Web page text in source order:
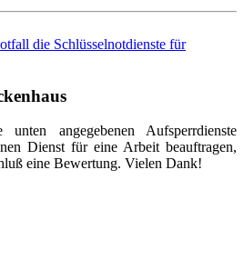
die Schlüsselnotdienste für
angegebenen Aufsperrdienste
Dienst für eine Arbeit beauftragen,
eine Bewertung. Vielen Dank!